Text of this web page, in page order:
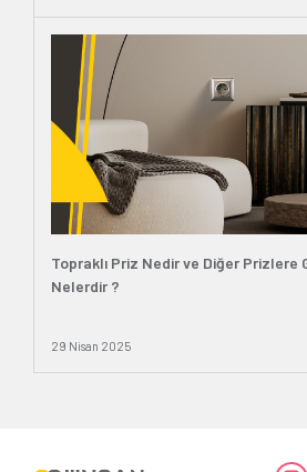
Topraklı Priz Nedir ve Diğer Prizlere
Nelerdir ?
29 Nisan 2025